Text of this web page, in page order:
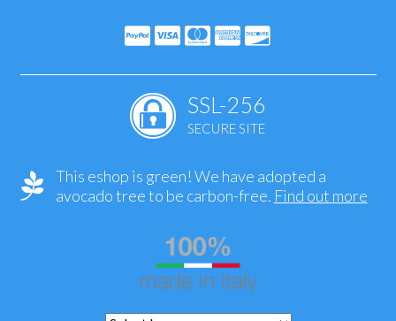
SSL-256
SECURE SITE
This eshop is green! We have adopted a
avocado tree to be carbon-free. Find out more